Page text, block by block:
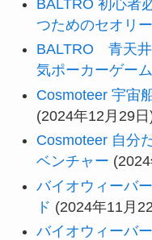
BALTRO 初心者
つためのセオリー
BALTRO 青天井
気ポーカーゲーム
Cosmoteer 宇宙
(2024年12月29日
Cosmoteer 自分
ベンチャー
バイオウィーバ
ド (2024年11月
バイオウィーバ